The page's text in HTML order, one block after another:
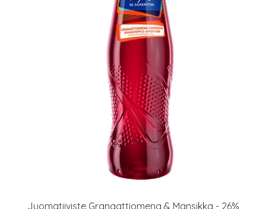
Juomatiiviste Granaattiomena & Mansikka - 26%